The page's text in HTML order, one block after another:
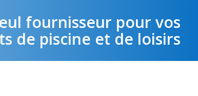
fournisseur pour vos
de piscine et de loisirs